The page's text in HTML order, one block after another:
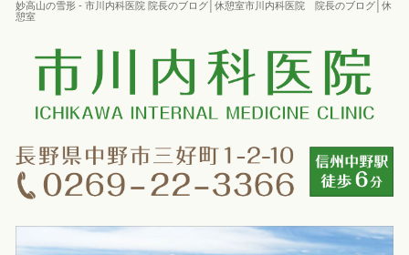
妙高山の雪形 - 市川内科医院 院長のブログ│休憩室市川内科医院 院長のブログ│休
憩室